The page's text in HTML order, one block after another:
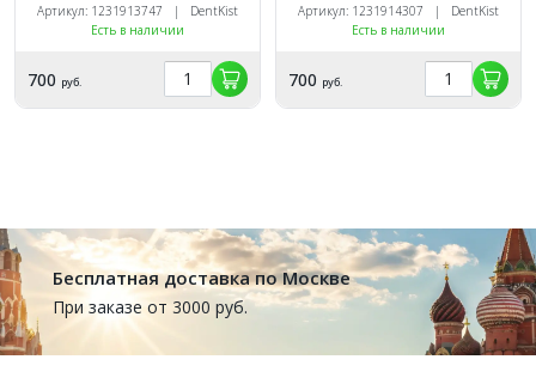
Артикул: 1231913747 | DentKist
Есть в наличии
700 руб.
Артикул: 1231914307 | DentKist
Есть в наличии
700 руб.
Бесплатная доставка по Москве
При заказе от 3000 руб.